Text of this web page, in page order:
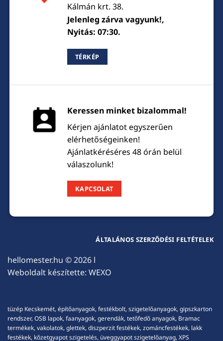
Kálmán krt. 38.
Jelenleg zárva vagyunk!,
Nyitás: 07:30.
TÉRKÉP
Keressen minket bizalommal!
Kérjen ajánlatot egyszerűen
elérhetőségeinken!
Ajánlatkéréséres 48 órán belül
válaszolunk!
KAPCSOLAT
hellomester.hu © 2026 l
Weboldalt készítette: WEXO
ÁLTALÁNOS SZERZŐDÉSI FELTÉTELEK
tüzép Kecskemét, építőanyagok, festékbolt, szigetelőanyagok, gipszkarton
rendszer, OSB lapok, faanyagok, gerendák, tetőfedő anyagok, Bramac
termékek, vakolatok, glettek, diszperzit festékek, zománcfestékek, lakk
festékek, kőzetgyapot szigetelés, üveggyapot szigetelőanyag, XPS